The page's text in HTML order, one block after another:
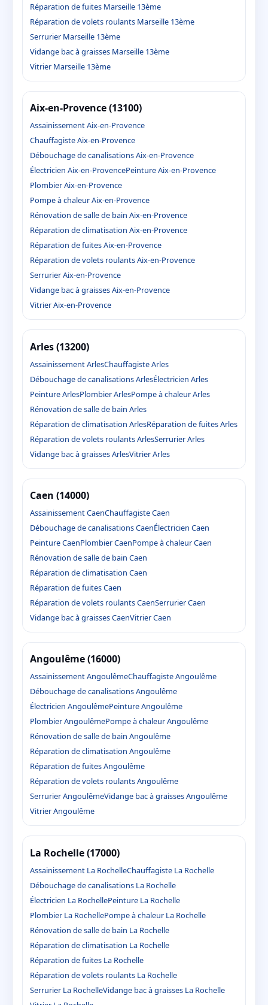
Réparation de fuites Marseille 13ème
Réparation de volets roulants Marseille 13ème
Serrurier Marseille 13ème
Vidange bac à graisses Marseille 13ème
Vitrier Marseille 13ème
Aix-en-Provence (13100)
Assainissement Aix-en-Provence
Chauffagiste Aix-en-Provence
Débouchage de canalisations Aix-en-Provence
Électricien Aix-en-ProvencePeinture Aix-en-Provence
Plombier Aix-en-Provence
Pompe à chaleur Aix-en-Provence
Rénovation de salle de bain Aix-en-Provence
Réparation de climatisation Aix-en-Provence
Réparation de fuites Aix-en-Provence
Réparation de volets roulants Aix-en-Provence
Serrurier Aix-en-Provence
Vidange bac à graisses Aix-en-Provence
Vitrier Aix-en-Provence
Arles (13200)
Assainissement ArlesChauffagiste Arles
Débouchage de canalisations ArlesÉlectricien Arles
Peinture ArlesPlombier ArlesPompe à chaleur Arles
Rénovation de salle de bain Arles
Réparation de climatisation ArlesRéparation de fuites Arles
Réparation de volets roulants ArlesSerrurier Arles
Vidange bac à graisses ArlesVitrier Arles
Caen (14000)
Assainissement CaenChauffagiste Caen
Débouchage de canalisations CaenÉlectricien Caen
Peinture CaenPlombier CaenPompe à chaleur Caen
Rénovation de salle de bain Caen
Réparation de climatisation Caen
Réparation de fuites Caen
Réparation de volets roulants CaenSerrurier Caen
Vidange bac à graisses CaenVitrier Caen
Angoulême (16000)
Assainissement AngoulêmeChauffagiste Angoulême
Débouchage de canalisations Angoulême
Électricien AngoulêmePeinture Angoulême
Plombier AngoulêmePompe à chaleur Angoulême
Rénovation de salle de bain Angoulême
Réparation de climatisation Angoulême
Réparation de fuites Angoulême
Réparation de volets roulants Angoulême
Serrurier AngoulêmeVidange bac à graisses Angoulême
Vitrier Angoulême
La Rochelle (17000)
Assainissement La RochelleChauffagiste La Rochelle
Débouchage de canalisations La Rochelle
Électricien La RochellePeinture La Rochelle
Plombier La RochellePompe à chaleur La Rochelle
Rénovation de salle de bain La Rochelle
Réparation de climatisation La Rochelle
Réparation de fuites La Rochelle
Réparation de volets roulants La Rochelle
Serrurier La RochelleVidange bac à graisses La Rochelle